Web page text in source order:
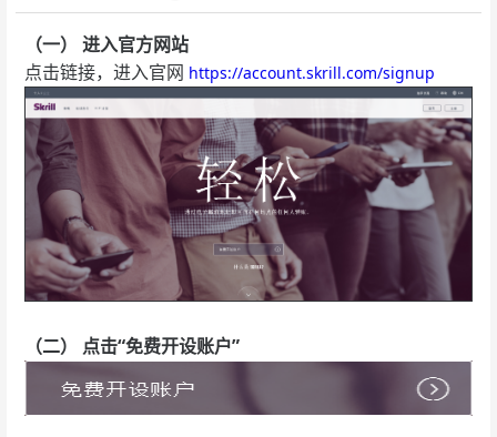
（一） 进入官方网站
点击链接，进入官网 https://account.skrill.com/signup
（二） 点击“免费开设账户”